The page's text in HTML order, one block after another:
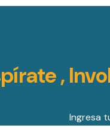
,
Ingresa